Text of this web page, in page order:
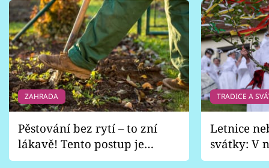
ZAHRADA
Pěstování bez rytí – to zní
lákavě! Tento postup je
vhodný jen pro některé
TRADICE A
Letnice
svátky: V
pondělí